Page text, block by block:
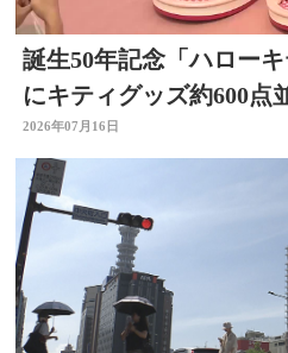
誕生50年記念「ハロー
にキティグッズ約600
イヤーなど 大分
2026年07月16日